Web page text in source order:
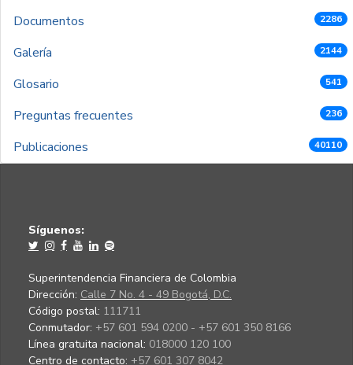
Documentos 2286
Galería 2144
Glosario 541
Preguntas frecuentes 236
Publicaciones 40110
Síguenos:
Superintendencia Financiera de Colombia
Dirección: Calle 7 No. 4 - 49 Bogotá, D.C.
Código postal: 111711
Conmutador: +57 601 594 0200 - +57 601 350 8166
Línea gratuita nacional: 018000 120 100
Centro de contacto: +57 601 307 8042